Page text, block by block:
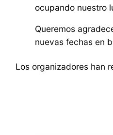
ocupando nuestro
Queremos
nuevas fechas en
Los organizadores han